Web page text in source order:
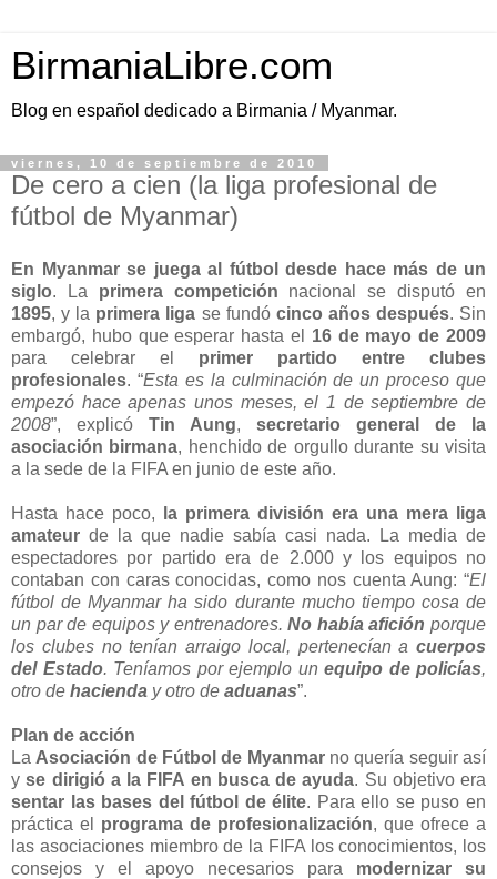
BirmaniaLibre.com
Blog en español dedicado a Birmania / Myanmar.
viernes, 10 de septiembre de 2010
De cero a cien (la liga profesional de
fútbol de Myanmar)
En Myanmar se juega al fútbol desde hace más de un
siglo. La primera competición nacional se disputó en
1895, y la primera liga se fundó cinco años después. Sin
embargó, hubo que esperar hasta el 16 de mayo de 2009
para celebrar el primer partido entre clubes
profesionales. “Esta es la culminación de un proceso que
empezó hace apenas unos meses, el 1 de septiembre de
2008”, explicó Tin Aung, secretario general de la
asociación birmana, henchido de orgullo durante su visita
a la sede de la FIFA en junio de este año.
Hasta hace poco,
la primera división era una mera liga
amateur de la que nadie sabía casi nada. La media de
espectadores por partido era de 2.000 y los equipos no
contaban con caras conocidas, como nos cuenta Aung: “El
fútbol de Myanmar ha sido durante mucho tiempo cosa de
un par de equipos y entrenadores.No había afición porque
los clubes no tenían arraigo local, pertenecían a cuerpos
del Estado. Teníamos por ejemplo un equipo de policías,
otro de hacienda y otro de aduanas”.
Plan de acción
La Asociación de Fútbol de Myanmarno quería seguir así
yse dirigió a la FIFA en busca de ayuda. Su objetivo era
sentar las bases del fútbol de élite. Para ello se puso en
práctica el programa de profesionalización, que ofrece a
las asociaciones miembro de la FIFA los conocimientos, los
consejos y el apoyo necesarios para modernizar su